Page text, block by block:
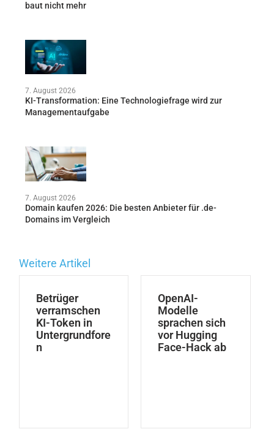
baut nicht mehr
7. August 2026
KI-Transformation: Eine Technologiefrage wird zur
Managementaufgabe
7. August 2026
Domain kaufen 2026: Die besten Anbieter für .de-
Domains im Vergleich
Weitere Artikel
Betrüger
verramschen
KI-Token in
Untergrundfore
n
OpenAI-
Modelle
sprachen sich
vor Hugging
Face-Hack ab